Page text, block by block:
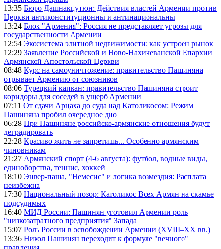
13:35 Бюро Дашнакцутюн: Действия властей Армении против
Церкви антиконституционны и антинациональны
13:24 Блок "Армения": Россия не представляет угрозы для
государственности Армении
12:54 Экосистема элитной недвижимости: как устроен рынок
12:29 Заявление Российской и Ново-Нахичеванской Епархии
Армянской Апостольской Церкви
08:48 Курс на самоуничтожение: правительство Пашиняна
отрывает Армению от союзников
08:06 Турецкий капкан: правительство Пашиняна строит
коридоры для соседей в ущерб Армении
07:11 От сдачи Арцаха до суда над Католикосом: Режим
Пашиняна пробил очередное дно
06:28 При Пашиняне российско-армянские отношения будут
деградировать
22:28 Красиво жить не запретишь... Особенно армянским
чиновникам
21:27 Армянский спорт (4-6 августа): футбол, водные виды,
единоборства, теннис, хоккей
18:10 Энвер-паша, "Немесис" и логика возмездия: Расплата
неизбежна
17:30 Национальный позор: Католикос Всех Армян на скамье
подсудимых
16:40 МИД России: Пашинян уготовил Армении роль
"низкозатратного предприятия" Запада
15:07 Роль России в освобождении Армении (XVIII–XX вв.)
13:36 Никол Пашинян переходит к формуле "вечного"
правления